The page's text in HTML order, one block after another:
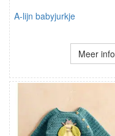
A-lijn babyjurkje
Meer info